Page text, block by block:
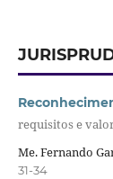
requisitos e
Me. Fernando
31-34